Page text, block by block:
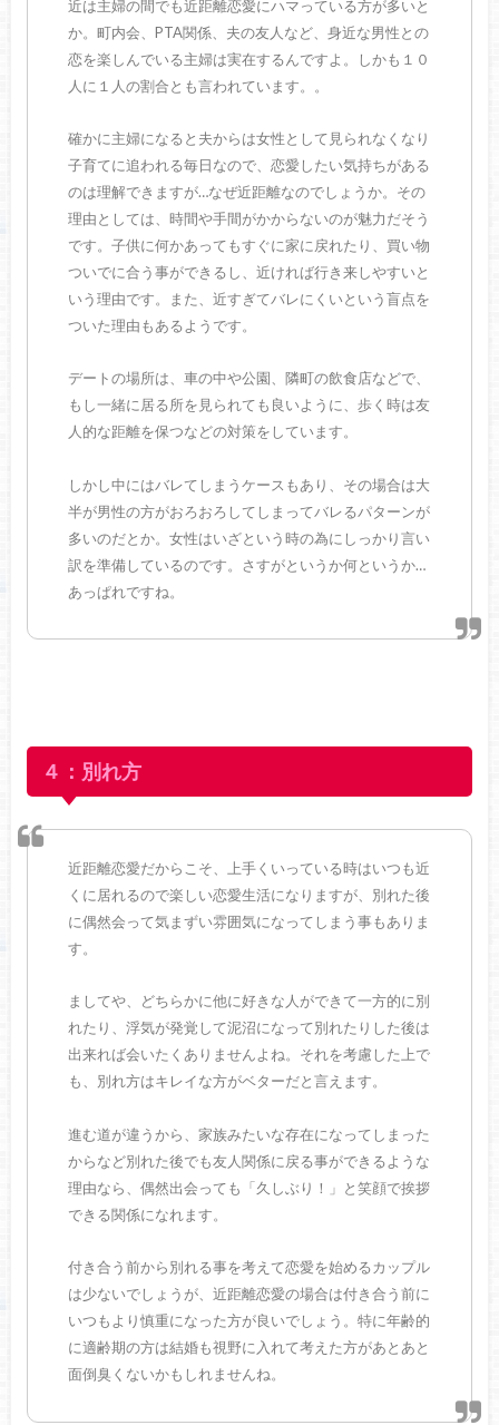
近は主婦の間でも近距離恋愛にハマっている方が多いと
か。町内会、PTA関係、夫の友人など、身近な男性との
恋を楽しんでいる主婦は実在するんですよ。しかも１０
人に１人の割合とも言われています。。
確かに主婦になると夫からは女性として見られなくなり
子育てに追われる毎日なので、恋愛したい気持ちがある
のは理解できますが…なぜ近距離なのでしょうか。その
理由としては、時間や手間がかからないのが魅力だそう
です。子供に何かあってもすぐに家に戻れたり、買い物
ついでに合う事ができるし、近ければ行き来しやすいと
いう理由です。また、近すぎてバレにくいという盲点を
ついた理由もあるようです。
デートの場所は、車の中や公園、隣町の飲食店などで、
もし一緒に居る所を見られても良いように、歩く時は友
人的な距離を保つなどの対策をしています。
しかし中にはバレてしまうケースもあり、その場合は大
半が男性の方がおろおろしてしまってバレるパターンが
多いのだとか。女性はいざという時の為にしっかり言い
訳を準備しているのです。さすがというか何というか…
あっぱれですね。
４：別れ方
近距離恋愛だからこそ、上手くいっている時はいつも近
くに居れるので楽しい恋愛生活になりますが、別れた後
に偶然会って気まずい雰囲気になってしまう事もありま
す。
ましてや、どちらかに他に好きな人ができて一方的に別
れたり、浮気が発覚して泥沼になって別れたりした後は
出来れば会いたくありませんよね。それを考慮した上で
も、別れ方はキレイな方がベターだと言えます。
進む道が違うから、家族みたいな存在になってしまった
からなど別れた後でも友人関係に戻る事ができるような
理由なら、偶然出会っても「久しぶり！」と笑顔で挨拶
できる関係になれます。
付き合う前から別れる事を考えて恋愛を始めるカップル
は少ないでしょうが、近距離恋愛の場合は付き合う前に
いつもより慎重になった方が良いでしょう。特に年齢的
に適齢期の方は結婚も視野に入れて考えた方があとあと
面倒臭くないかもしれませんね。